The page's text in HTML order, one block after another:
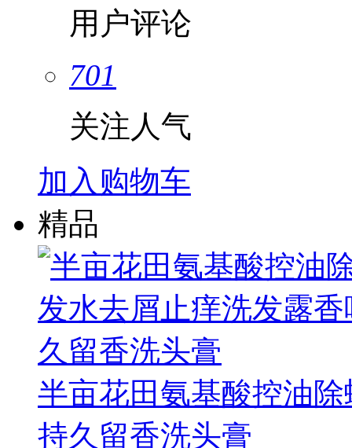
用户评论
701
关注人气
加入购物车
精品
半亩花田氨基酸控油
持久留香洗头膏